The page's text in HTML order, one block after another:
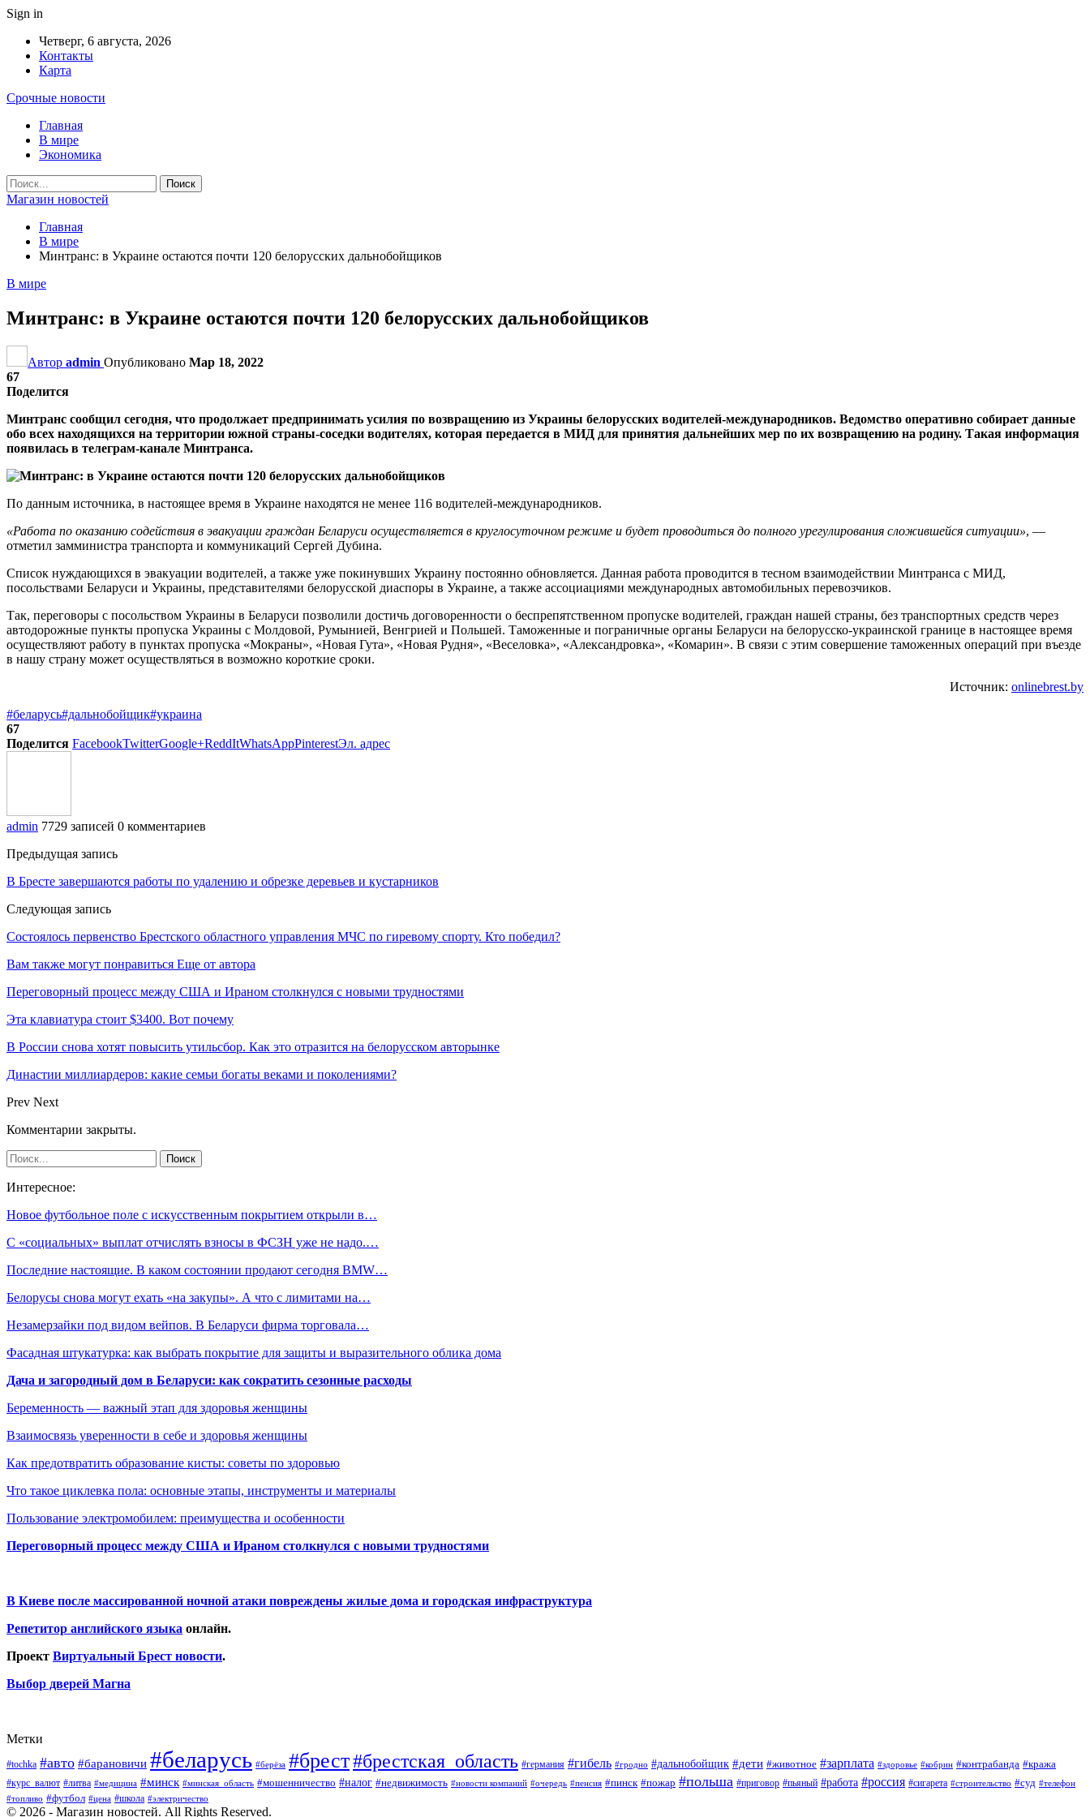
Sign in
Четверг, 6 августа, 2026
Контакты
Карта
Срочные новости
Главная
В мире
Экономика
Магазин новостей
Главная
В мире
Минтранс: в Украине остаются почти 120 белорусских дальнобойщиков
В мире
Минтранс: в Украине остаются почти 120 белорусских дальнобойщиков
Автор admin Опубликовано Мар 18, 2022
67
Поделится
Минтранс сообщил сегодня, что продолжает предпринимать усилия по возвращению из Украины белорусских водителей-международников. Ведомство оперативно собирает данные
обо всех находящихся на территории южной страны-соседки водителях, которая передается в МИД для принятия дальнейших мер по их возвращению на родину. Такая информация
появилась в телеграм-канале Минтранса.
По данным источника, в настоящее время в Украине находятся не менее 116 водителей-международников.
«Работа по оказанию содействия в эвакуации граждан Беларуси осуществляется в круглосуточном режиме и будет проводиться до полного урегулирования сложившейся ситуации», —
отметил замминистра транспорта и коммуникаций Сергей Дубина.
Список нуждающихся в эвакуации водителей, а также уже покинувших Украину постоянно обновляется. Данная работа проводится в тесном взаимодействии Минтранса с МИД,
посольствами Беларуси и Украины, представителями белорусской диаспоры в Украине, а также ассоциациями международных автомобильных перевозчиков.
Так, переговоры с посольством Украины в Беларуси позволили достичь договоренности о беспрепятственном пропуске водителей, граждан нашей страны, без транспортных средств через
автодорожные пункты пропуска Украины с Молдовой, Румынией, Венгрией и Польшей. Таможенные и пограничные органы Беларуси на белорусско-украинской границе в настоящее время
осуществляют работу в пунктах пропуска «Мокраны», «Новая Гута», «Новая Рудня», «Веселовка», «Александровка», «Комарин». В связи с этим совершение таможенных операций при въезде
в нашу страну может осуществляться в возможно короткие сроки.
Источник: onlinebrest.by
#беларусь#дальнобойщик#украина
67
Поделится FacebookTwitterGoogle+ReddItWhatsAppPinterestЭл. адрес
admin 7729 записей 0 комментариев
Предыдущая запись
В Бресте завершаются работы по удалению и обрезке деревьев и кустарников
Следующая запись
Состоялось первенство Брестского областного управления МЧС по гиревому спорту. Кто победил?
Вам также могут понравиться Еще от автора
Переговорный процесс между США и Ираном столкнулся с новыми трудностями
Эта клавиатура стоит $3400. Вот почему
В России снова хотят повысить утильсбор. Как это отразится на белорусском авторынке
Династии миллиардеров: какие семьи богаты веками и поколениями?
Prev Next
Комментарии закрыты.
Интересное:
Новое футбольное поле с искусственным покрытием открыли в…
С «социальных» выплат отчислять взносы в ФСЗН уже не надо.…
Последние настоящие. В каком состоянии продают сегодня BMW…
Белорусы снова могут ехать «на закупы». А что с лимитами на…
Незамерзайки под видом вейпов. В Беларуси фирма торговала…
Фасадная штукатурка: как выбрать покрытие для защиты и выразительного облика дома
Дача и загородный дом в Беларуси: как сократить сезонные расходы
Беременность — важный этап для здоровья женщины
Взаимосвязь уверенности в себе и здоровья женщины
Как предотвратить образование кисты: советы по здоровью
Что такое циклевка пола: основные этапы, инструменты и материалы
Пользование электромобилем: преимущества и особенности
Переговорный процесс между США и Ираном столкнулся с новыми трудностями
В Киеве после массированной ночной атаки повреждены жилые дома и городская инфраструктура
Репетитор английского языка онлайн.
Проект Виртуальный Брест новости.
Выбор дверей Магна
Метки
#tochka #авто #барановичи #беларусь #берёза #брест#брестская_область #германия #гибель #гродно #дальнобойщик #дети #животное #зарплата #здоровье #кобрин #контрабанда #кража
#курс_валют #литва #медицина #минск #минская_область #мошенничество #налог #недвижимость #новости компаний #очередь #пенсия #пинск #пожар #польша #приговор #пьяный #работа #россия #сигарета #строительство #суд #телефон
#топливо #футбол #цена #школа #электричество
© 2026 - Магазин новостей. All Rights Reserved.